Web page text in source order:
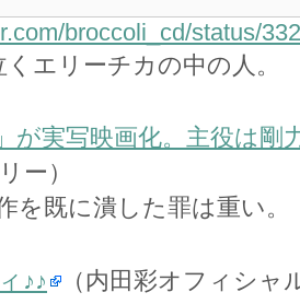
broccoli_cd/status/
エリーチカの中の人。
が実写映画化。主役は剛
ー）
を既に潰した罪は重い。
♪♪
（内田彩オフィシ